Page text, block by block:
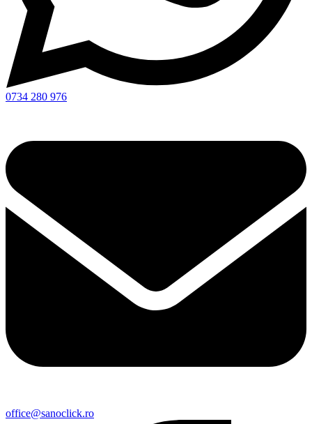
0734 280 976
office@sanoclick.ro